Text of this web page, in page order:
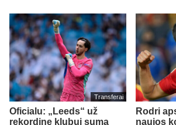
Transferai
Oficialu: „Leeds“ už
rekordinę klubui sumą
Rodri
naujos